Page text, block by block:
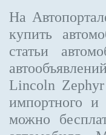
На
купить
статьи
Lincoln Zephyr
импортного и
можно